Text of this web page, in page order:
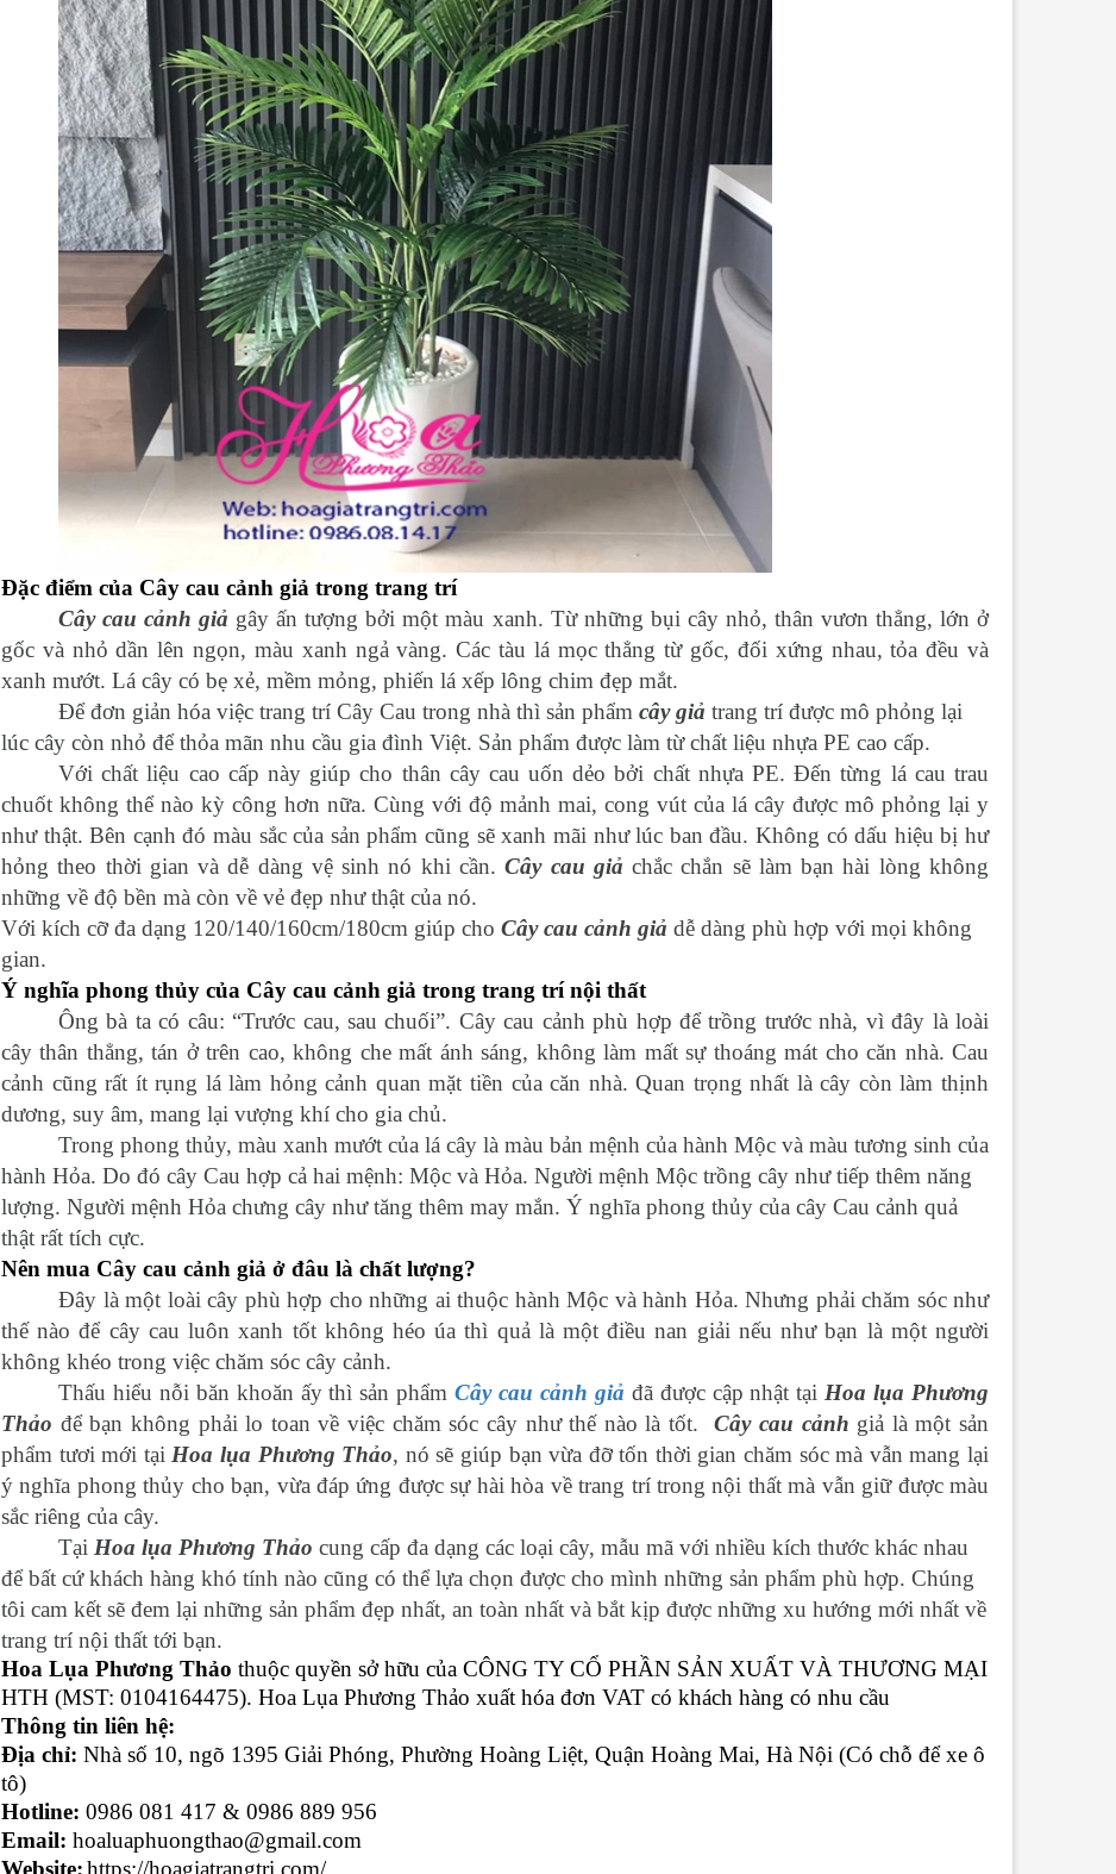
Đặc điểm của Cây cau cảnh giả trong trang trí
Cây cau cảnh giả gây ấn tượng bởi một màu xanh. Từ những bụi cây nhỏ, thân vươn thẳng, lớn ở
gốc và nhỏ dần lên ngọn, màu xanh ngả vàng. Các tàu lá mọc thẳng từ gốc, đối xứng nhau, tỏa đều và
xanh mướt. Lá cây có bẹ xẻ, mềm mỏng, phiến lá xếp lông chim đẹp mắt.
Để đơn giản hóa việc trang trí Cây Cau trong nhà thì sản phẩm cây giả trang trí được mô phỏng lại
lúc cây còn nhỏ để thỏa mãn nhu cầu gia đình Việt. Sản phẩm được làm từ chất liệu nhựa PE cao cấp.
Với chất liệu cao cấp này giúp cho thân cây cau uốn dẻo bởi chất nhựa PE. Đến từng lá cau trau
chuốt không thể nào kỳ công hơn nữa. Cùng với độ mảnh mai, cong vút của lá cây được mô phỏng lại y
như thật. Bên cạnh đó màu sắc của sản phẩm cũng sẽ xanh mãi như lúc ban đầu. Không có dấu hiệu bị hư
hỏng theo thời gian và dễ dàng vệ sinh nó khi cần.Cây cau giả chắc chắn sẽ làm bạn hài lòng không
những về độ bền mà còn về vẻ đẹp như thật của nó.
Với kích cỡ đa dạng 120/140/160cm/180cm giúp cho Cây cau cảnh giả dễ dàng phù hợp với mọi không
gian.
Ý nghĩa phong thủy của Cây cau cảnh giả trong trang trí nội thất
Ông bà ta có câu: “Trước cau, sau chuối”. Cây cau cảnh phù hợp để trồng trước nhà, vì đây là loài
cây thân thẳng, tán ở trên cao, không che mất ánh sáng, không làm mất sự thoáng mát cho căn nhà. Cau
cảnh cũng rất ít rụng lá làm hỏng cảnh quan mặt tiền của căn nhà. Quan trọng nhất là cây còn làm thịnh
dương, suy âm, mang lại vượng khí cho gia chủ.
Trong phong thủy, màu xanh mướt của lá cây là màu bản mệnh của hành Mộc và màu tương sinh của
hành Hỏa. Do đó cây Cau hợp cả hai mệnh: Mộc và Hỏa. Người mệnh Mộc trồng cây như tiếp thêm năng
lượng. Người mệnh Hỏa chưng cây như tăng thêm may mắn. Ý nghĩa phong thủy của cây Cau cảnh quả
thật rất tích cực.
Nên mua Cây cau cảnh giả ở đâu là chất lượng?
Đây là một loài cây phù hợp cho những ai thuộc hành Mộc và hành Hỏa. Nhưng phải chăm sóc như
thế nào để cây cau luôn xanh tốt không héo úa thì quả là một điều nan giải nếu như bạn là một người
không khéo trong việc chăm sóc cây cảnh.
Thấu hiểu nỗi băn khoăn ấy thì sản phẩmCây cau cảnh giả đã được cập nhật tại Hoa lụa Phương
Thảo để bạn không phải lo toan về việc chăm sóc cây như thế nào là tốt.Cây cau cảnh giả là một sản
phẩm tươi mới tại Hoa lụa Phương Thảo, nó sẽ giúp bạn vừa đỡ tốn thời gian chăm sóc mà vẫn mang lại
ý nghĩa phong thủy cho bạn, vừa đáp ứng được sự hài hòa về trang trí trong nội thất mà vẫn giữ được màu
sắc riêng của cây.
Tại Hoa lụa Phương Thảo cung cấp đa dạng các loại cây, mẫu mã với nhiều kích thước khác nhau
để bất cứ khách hàng khó tính nào cũng có thể lựa chọn được cho mình những sản phẩm phù hợp. Chúng
tôi cam kết sẽ đem lại những sản phẩm đẹp nhất, an toàn nhất và bắt kịp được những xu hướng mới nhất về
trang trí nội thất tới bạn.
Hoa Lụa Phương Thảo thuộc quyền sở hữu của CÔNG TY CỔ PHẦN SẢN XUẤT VÀ THƯƠNG MẠI
HTH (MST: 0104164475). Hoa Lụa Phương Thảo xuất hóa đơn VAT có khách hàng có nhu cầu
Thông tin liên hệ:
Địa chỉ: Nhà số 10, ngõ 1395 Giải Phóng, Phường Hoàng Liệt, Quận Hoàng Mai, Hà Nội (Có chỗ để xe ô
tô)
Hotline: 0986 081 417 & 0986 889 956
Email: hoaluaphuongthao@gmail.com
Website:https://hoagiatrangtri.com/